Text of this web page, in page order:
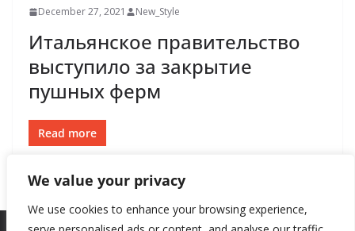
We value your privacy
We use cookies to enhance your browsing experience,
December 27, 2021 New_Style
Итальянское правительство
выступило за закрытие
пушных ферм
Read more